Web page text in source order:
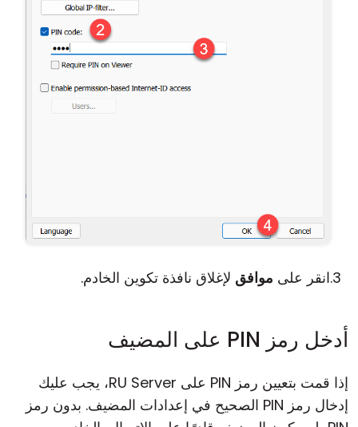
انقر على موافق لإغلاق نافذة تكوين الخادم.
أدخل رمز PIN على المضيف
إذا قمت بتعيين رمز PIN على RU Server، يجب عليك
إدخال رمز PIN الصحيح في إعدادات المضيف. بدون رمز